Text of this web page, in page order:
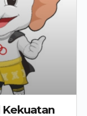
Kekuatan